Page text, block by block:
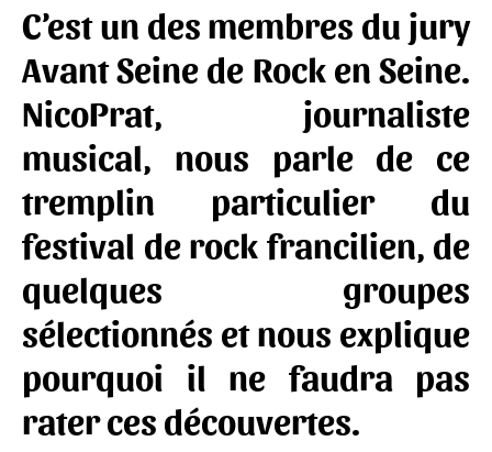
C’est un des membres du jury
Avant Seine de Rock en Seine.
NicoPrat, journaliste
musical, nous parle de ce
tremplin particulier du
festival de rock francilien, de
quelques groupes
sélectionnés et nous explique
pourquoi il ne faudra pas
rater ces découvertes.